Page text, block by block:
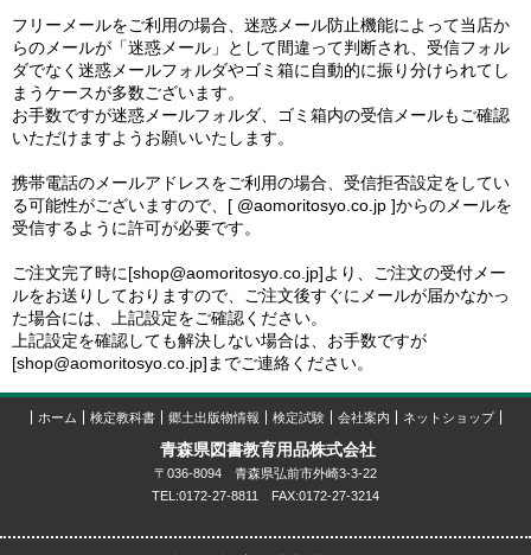
フリーメールをご利用の場合、迷惑メール防止機能によって当店か
らのメールが「迷惑メール」として間違って判断され、受信フォル
ダでなく迷惑メールフォルダやゴミ箱に自動的に振り分けられてし
まうケースが多数ございます。
お手数ですが迷惑メールフォルダ、ゴミ箱内の受信メールもご確認
いただけますようお願いいたします。
携帯電話のメールアドレスをご利用の場合、受信拒否設定をしてい
る可能性がございますので、[ @aomoritosyo.co.jp ]からのメールを
受信するように許可が必要です。
ご注文完了時に[shop@aomoritosyo.co.jp]より、ご注文の受付メー
ルをお送りしておりますので、ご注文後すぐにメールが届かなかっ
た場合には、上記設定をご確認ください。
上記設定を確認しても解決しない場合は、お手数ですが
[shop@aomoritosyo.co.jp]までご連絡ください。
ホーム 検定教科書 郷土出版物情報 検定試験 会社案内 ネットショップ
青森県図書教育用品株式会社
〒036-8094 青森県弘前市外崎3-3-22
TEL:0172-27-8811 FAX:0172-27-3214